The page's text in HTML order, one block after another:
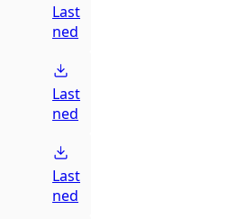
Last
ned
Last
ned
Last
ned